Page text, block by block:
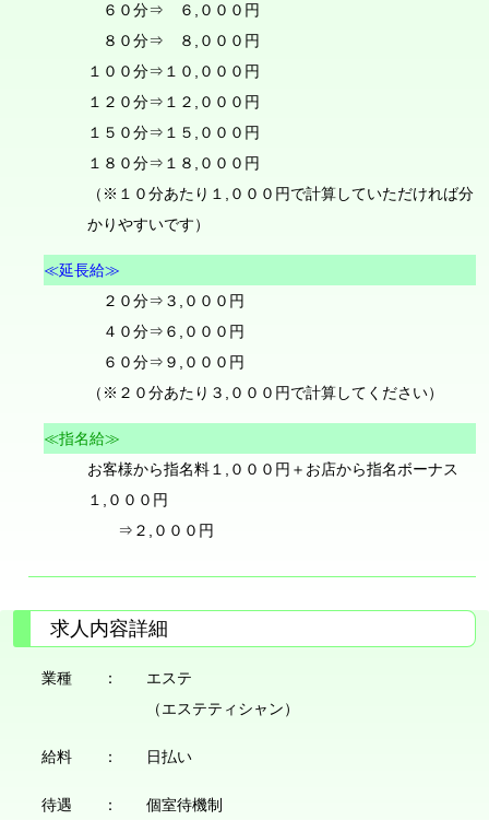
６０分⇒ ６,０００円
８０分⇒ ８,０００円
１００分⇒１０,０００円
１２０分⇒１２,０００円
１５０分⇒１５,０００円
１８０分⇒１８,０００円
（※１０分あたり１,０００円で計算していただければ分
かりやすいです）
≪延長給≫
２０分⇒３,０００円
４０分⇒６,０００円
６０分⇒９,０００円
（※２０分あたり３,０００円で計算してください）
≪指名給≫
お客様から指名料１,０００円＋お店から指名ボーナス
１,０００円
⇒２,０００円
求人内容詳細
業種 ：
エステ
（エステティシャン）
給料 ： 日払い
待遇 ： 個室待機制